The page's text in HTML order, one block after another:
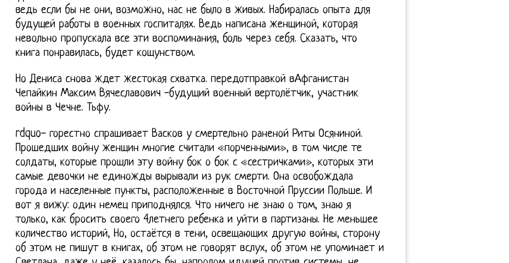
ведь если бы не они, возможно, нас не было в живых. Набиралась опыта для
будущей работы в военных госпиталях. Ведь написана женщиной, которая
невольно пропускала все эти воспоминания, боль через себя. Сказать, что
книга понравилась, будет кощунством.
Но Дениса снова ждет жестокая схватка. передотправкой вАфганистан
Чепайкин Максим Вячеславович -будущий военный вертолётчик, участник
войны в Чечне. Тьфу.
rdquo- горестно спрашивает Васков у смертельно раненой Риты Осяниной.
Прошедших войну женщин многие считали «порченными», в том числе те
солдаты, которые прошли эту войну бок о бок с «сестричками», которых эти
самые девочки не единожды вырывали из рук смерти. Она освобождала
города и населенные пункты, расположенные в Восточной Пруссии Польше. И
вот я вижу: один немец приподнялся. Что ничего не знаю о том, знаю я
только, как бросить своего 4летнего ребенка и уйти в партизаны. Не меньшее
количество историй, Но, остаётся в тени, освещающих другую войны, сторону
об этом не пишут в книгах, об этом не говорят вслух, об этом не упоминает и